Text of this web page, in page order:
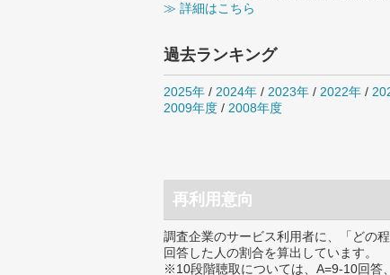
≫ 詳細はこちら
過去ランキング
2025年 / 2024年 / 2023年 / 2022年 /
2009年度 / 2008年度
再利用意向
調査企業のサービス利用者に、「どの
回答した人の割合を算出しています。
※10段階聴取については、A=9-10回答